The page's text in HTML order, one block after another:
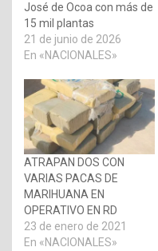
José de Ocoa con más de
15 mil plantas
21 de junio de 2026
En «NACIONALES»
ATRAPAN DOS CON
VARIAS PACAS DE
MARIHUANA EN
OPERATIVO EN RD
23 de enero de 2021
En «NACIONALES»